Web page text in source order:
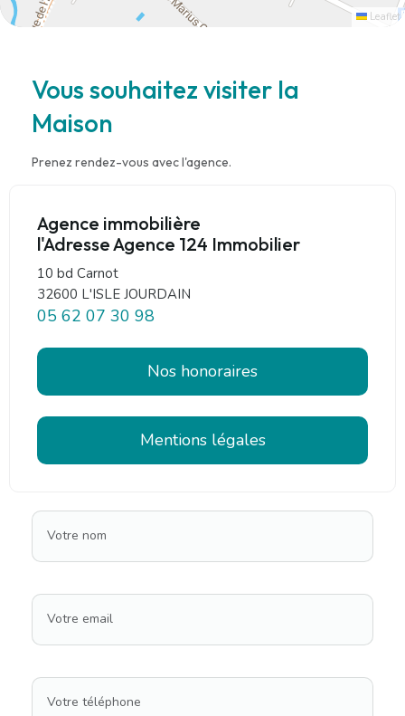
Leaflet
Vous souhaitez visiter la
Maison
Prenez rendez-vous avec l'agence.
Agence immobilière
l'Adresse Agence 124 Immobilier
10 bd Carnot
32600 L'ISLE JOURDAIN
05 62 07 30 98
Nos honoraires
Mentions légales
Votre nom
Votre email
Votre téléphone